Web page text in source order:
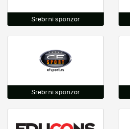
Srebrni sponzor
Srebrni sponzor